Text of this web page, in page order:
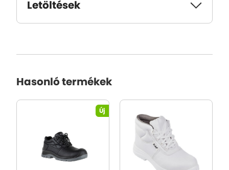
Letöltések
Hasonló termékek
Új